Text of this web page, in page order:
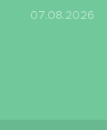
07.08.2026